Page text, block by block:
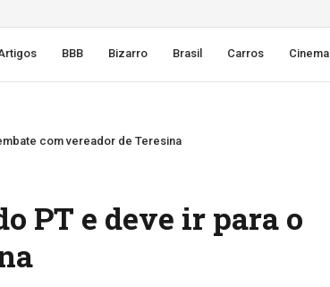
BBB Bizarro Brasil Carros Cinema
com vereador de Teresina
PT e deve ir para o